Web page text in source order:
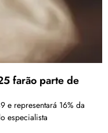
farão parte de
e representará 16% da
especialista